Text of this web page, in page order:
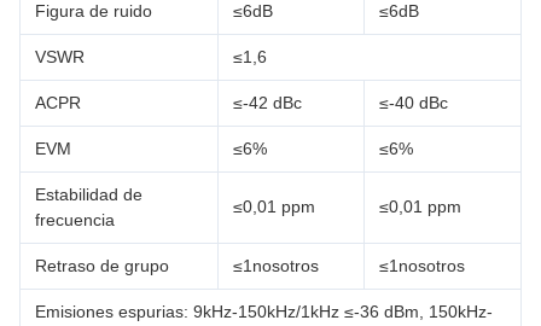
Figura de ruido ≤6dB ≤6dB
VSWR ≤1,6
ACPR ≤-42 dBc ≤-40 dBc
EVM ≤6% ≤6%
Estabilidad de
frecuencia
≤0,01 ppm ≤0,01 ppm
Retraso de grupo ≤1nosotros ≤1nosotros
Emisiones espurias: 9kHz-150kHz/1kHz ≤-36 dBm, 150kHz-